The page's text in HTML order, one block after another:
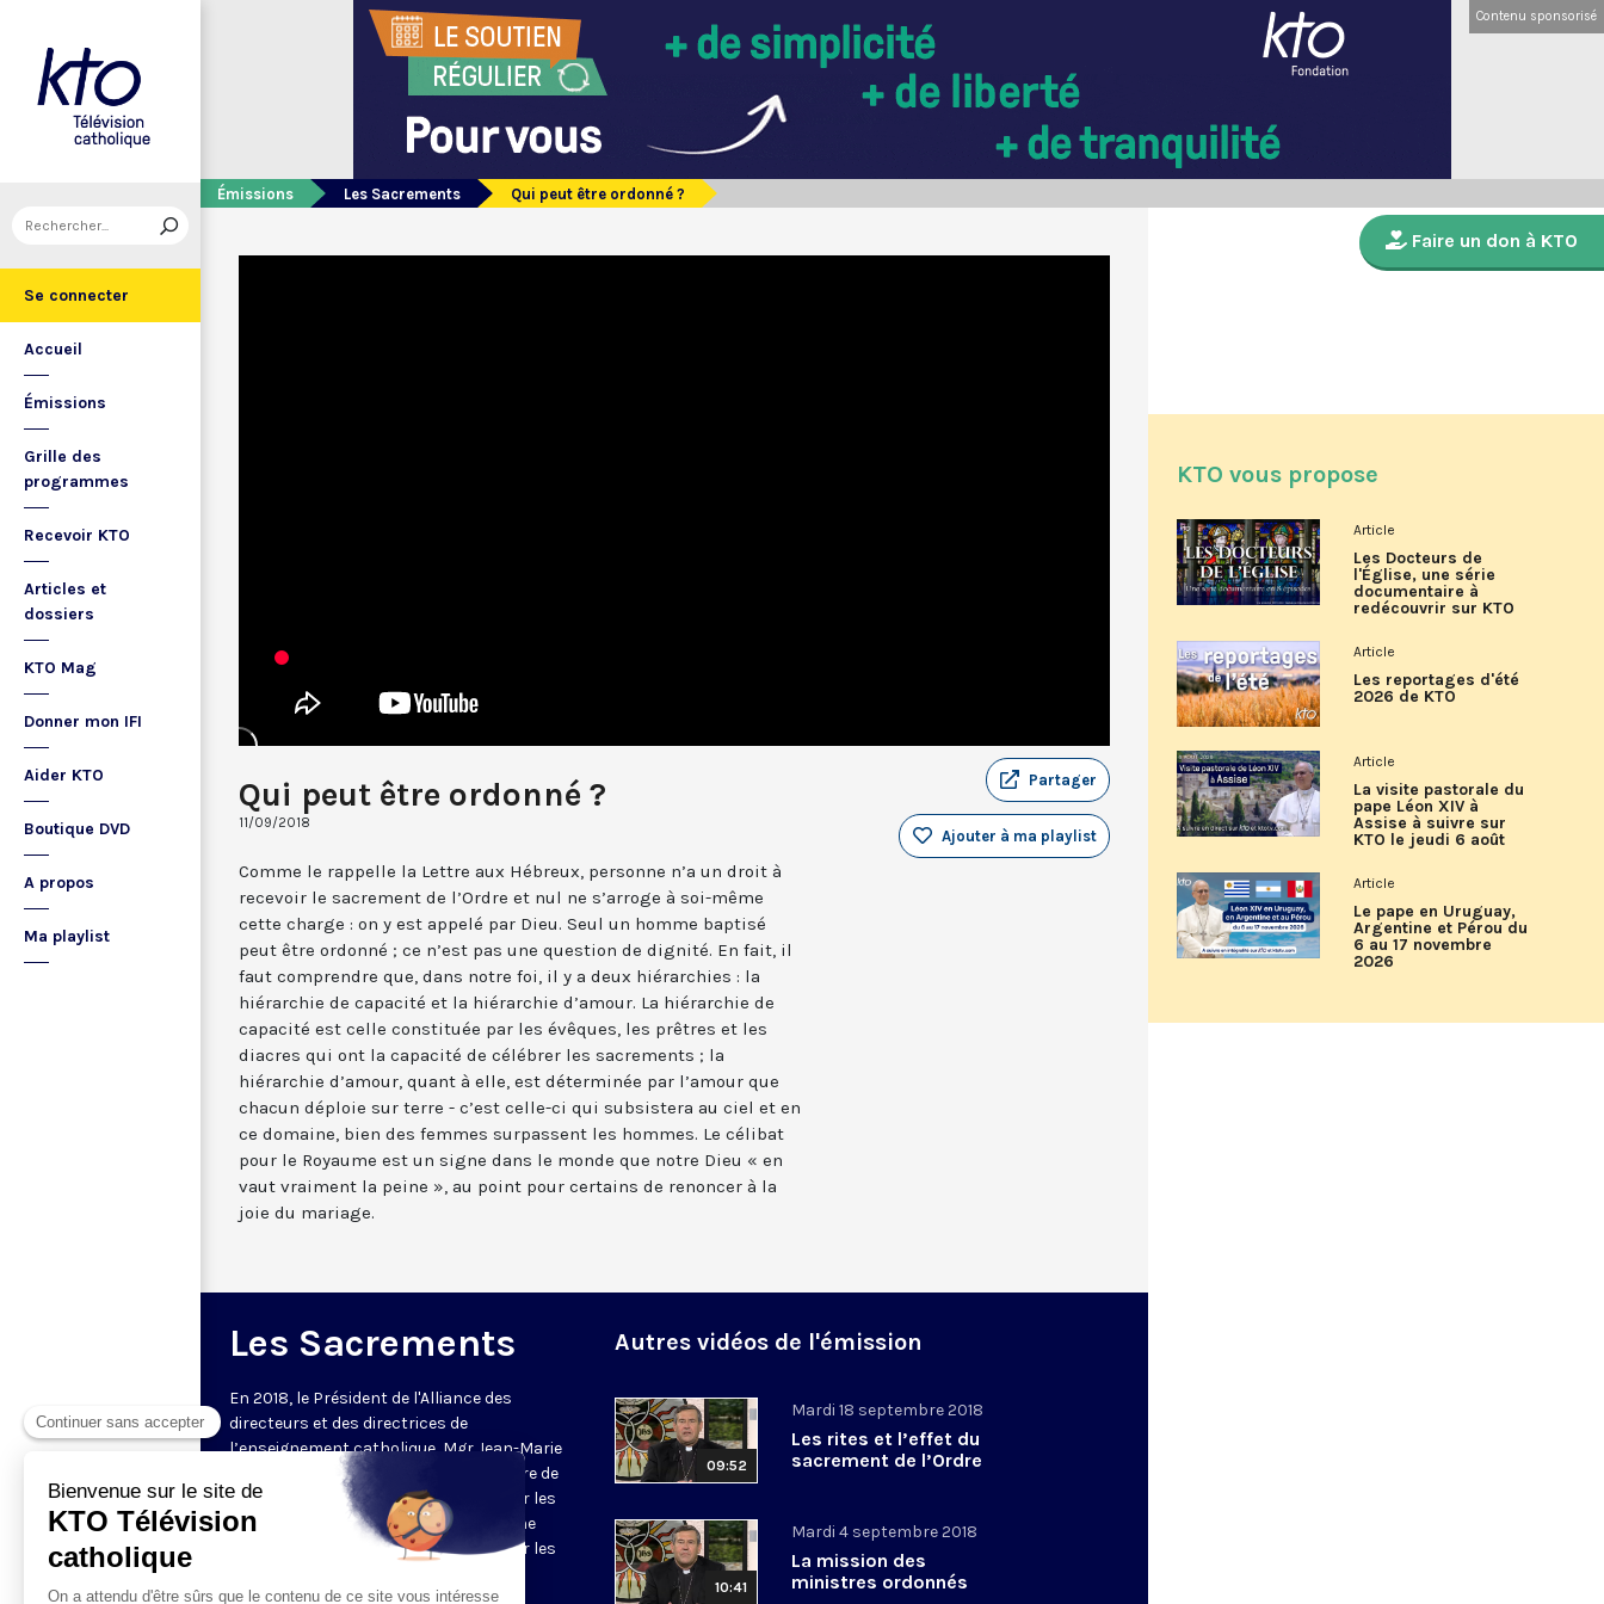
Se connecter
Accueil
Émissions
Grille des
programmes
Recevoir KTO
Articles et
dossiers
KTO Mag
Donner mon IFI
Aider KTO
Boutique DVD
A propos
Ma playlist
Contenu sponsorisé
Émissions Les Sacrements Qui peut être ordonné ?
Qui peut être ordonné ?
11/09/2018
Partager
Ajouter à ma playlist
Comme le rappelle la Lettre aux Hébreux, personne n’a un droit à
recevoir le sacrement de l’Ordre et nul ne s’arroge à soi-même
cette charge : on y est appelé par Dieu. Seul un homme baptisé
peut être ordonné ; ce n’est pas une question de dignité. En fait, il
faut comprendre que, dans notre foi, il y a deux hiérarchies : la
hiérarchie de capacité et la hiérarchie d’amour. La hiérarchie de
capacité est celle constituée par les évêques, les prêtres et les
diacres qui ont la capacité de célébrer les sacrements ; la
hiérarchie d’amour, quant à elle, est déterminée par l’amour que
chacun déploie sur terre - c’est celle-ci qui subsistera au ciel et en
ce domaine, bien des femmes surpassent les hommes. Le célibat
pour le Royaume est un signe dans le monde que notre Dieu « en
vaut vraiment la peine », au point pour certains de renoncer à la
joie du mariage.
Les Sacrements
En 2018, le Président de l'Alliance des
directeurs et des directrices de
l’enseignement catholique, Mgr Jean-Marie
Le Vert (depuis, nommé évêque auxiliaire de
Bordeaux) délivre un enseignement sur les
Sacrements en plusieurs épisodes : une
formation courte, chaque semaine, sur les
Autres vidéos de l'émission
09:52
Mardi 18 septembre 2018
Les rites et l’effet du
sacrement de l’Ordre
10:41
Mardi 4 septembre 2018
La mission des
ministres ordonnés
Faire un don à KTO
KTO vous propose
Article
Les Docteurs de
l'Église, une série
documentaire à
redécouvrir sur KTO
Article
Les reportages d'été
2026 de KTO
Article
La visite pastorale du
pape Léon XIV à
Assise à suivre sur
KTO le jeudi 6 août
Article
Le pape en Uruguay,
Argentine et Pérou du
6 au 17 novembre
2026